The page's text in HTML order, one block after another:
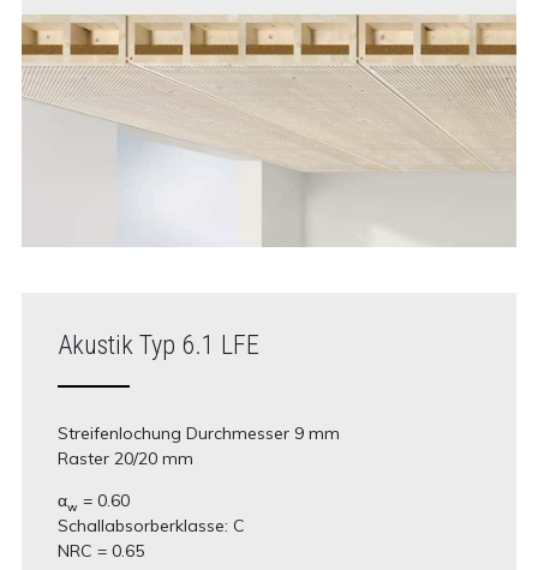
Akustik Typ 6.1 LFE
Streifenlochung Durchmesser 9 mm
Raster 20/20 mm
αw = 0.60
Schallabsorberklasse: C
NRC = 0.65